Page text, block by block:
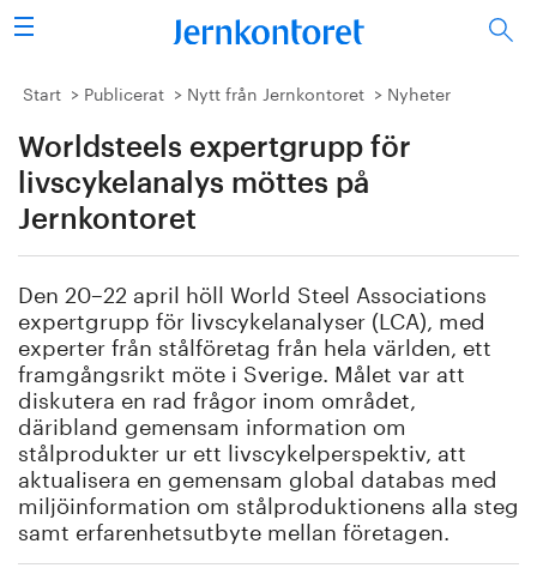
Sök
Stålindustrin
Vision 2050
Forskning/utbildning
Vi tycker
Publicerat
Bildbank
Om oss
Start Publicerat Nytt från Jernkontoret Nyheter
Worldsteels expertgrupp för
livscykelanalys möttes på
Jernkontoret
Den 20–22 april höll World Steel Associations
expertgrupp för livscykelanalyser (LCA), med
experter från stålföretag från hela världen, ett
framgångsrikt möte i Sverige. Målet var att
diskutera en rad frågor inom området,
däribland gemensam information om
stålprodukter ur ett livscykelperspektiv, att
aktualisera en gemensam global databas med
miljöinformation om stålproduktionens alla steg
samt erfarenhetsutbyte mellan företagen.